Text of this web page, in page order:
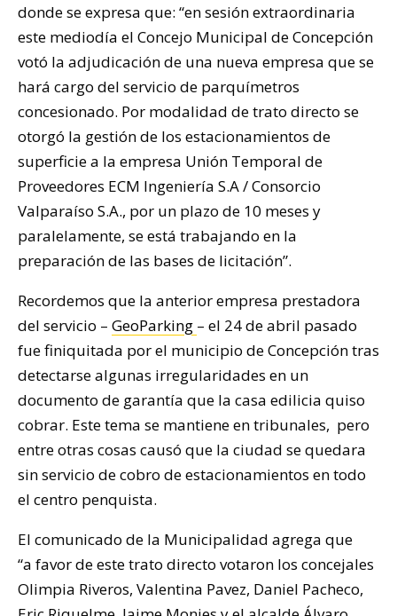
donde se expresa que: “en sesión extraordinaria
este mediodía el Concejo Municipal de Concepción
votó la adjudicación de una nueva empresa que se
hará cargo del servicio de parquímetros
concesionado. Por modalidad de trato directo se
otorgó la gestión de los estacionamientos de
superficie a la empresa Unión Temporal de
Proveedores ECM Ingeniería S.A / Consorcio
Valparaíso S.A., por un plazo de 10 meses y
paralelamente, se está trabajando en la
preparación de las bases de licitación”.
Recordemos que la anterior empresa prestadora
del servicio – GeoParking – el 24 de abril pasado
fue finiquitada por el municipio de Concepción tras
detectarse algunas irregularidades en un
documento de garantía que la casa edilicia quiso
cobrar. Este tema se mantiene en tribunales, pero
entre otras cosas causó que la ciudad se quedara
sin servicio de cobro de estacionamientos en todo
el centro penquista.
El comunicado de la Municipalidad agrega que
“a favor de este trato directo votaron los concejales
Olimpia Riveros, Valentina Pavez, Daniel Pacheco,